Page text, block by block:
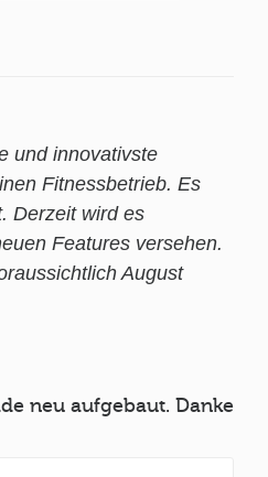
und innovativste
Fitnessbetrieb. Es
Derzeit wird es
Features versehen.
August
neu aufgebaut. Danke